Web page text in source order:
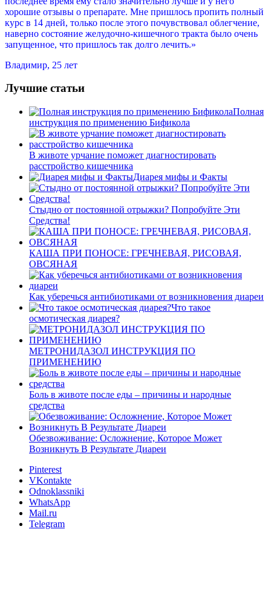
хорошие отзывы о препарате. Мне пришлось пропить полный
курс в 14 дней, только после этого почувствовал облегчение,
наверно состояние желудочно-кишечного тракта было очень
запущенное, что пришлось так долго лечить.»
Владимир, 25 лет
Лучшие статьи
Полная
инструкция по применению Бификола
В животе урчание поможет диагностировать
расстройство кишечника
Диарея мифы и Факты
Стыдно от постоянной отрыжки? Попробуйте Эти
Средства!
КАША ПРИ ПОНОСЕ: ГРЕЧНЕВАЯ, РИСОВАЯ,
ОВСЯНАЯ
Как уберечься антибиотиками от возникновения диареи
Что такое
осмотическая диарея?
МЕТРОНИДАЗОЛ ИНСТРУКЦИЯ ПО
ПРИМЕНЕНИЮ
Боль в животе после еды – причины и народные
средства
Обезвоживание: Осложнение, Которое Может
Возникнуть В Результате Диареи
Pinterest
VKontakte
Odnoklassniki
WhatsApp
Mail.ru
Telegram